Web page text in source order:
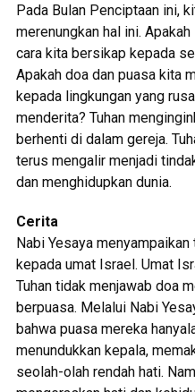
Pada Bulan Penciptaan ini,
merenungkan hal ini.
cara kita bersikap kepada
Apakah doa dan puasa kita
kepada lingkungan yang
menderita? Tuhan
berhenti di dalam gereja.
terus mengalir menjadi
dan menghidupkan dunia.
Cerita
Nabi Yesaya
kepada umat Israel. Umat
Tuhan tidak menjawab doa
berpuasa. Melalui Nabi
bahwa puasa mereka
menundukkan kepala,
seolah-olah rendah hati.